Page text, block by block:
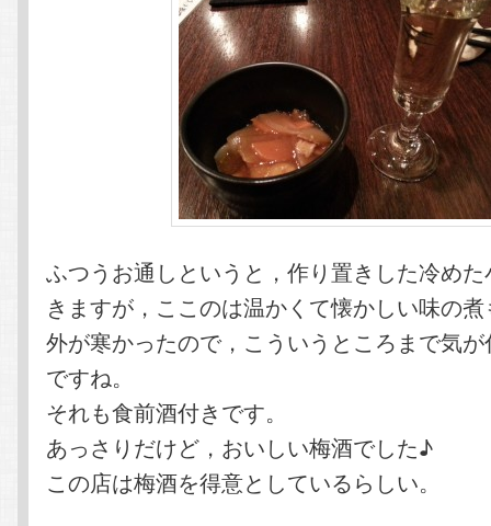
ふつうお通しというと，作り置きした冷め
きますが，ここのは温かくて懐かしい味の
外が寒かったので，こういうところまで気
ですね。
それも食前酒付きです。
あっさりだけど，おいしい梅酒でした♪
この店は梅酒を得意としているらしい。